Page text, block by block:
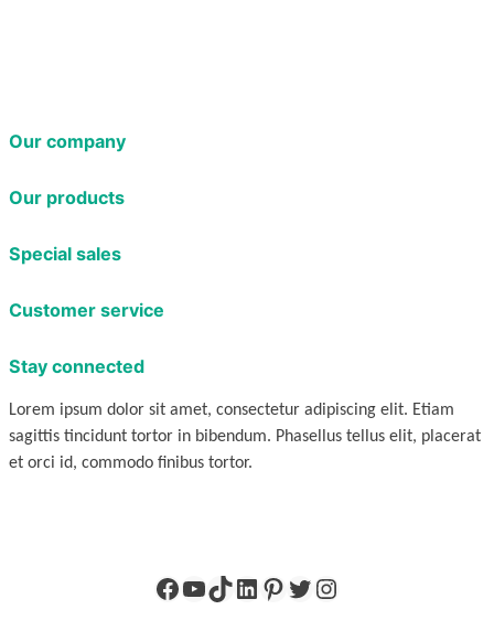
Our company
Our products
Special sales
Customer service
Stay connected
Lorem ipsum dolor sit amet, consectetur adipiscing elit. Etiam
sagittis tincidunt tortor in bibendum. Phasellus tellus elit, placerat
et orci id, commodo finibus tortor.
Facebook
YouTube
TikTok
LinkedIn
Pinterest
X Instagram